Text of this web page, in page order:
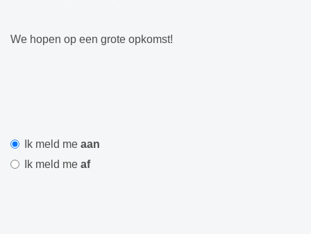
We hopen op een grote opkomst!
Ik meld me aan
Ik meld me af